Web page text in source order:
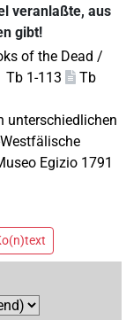
veranlaßte, aus
gibt!
of the Dead /
Tb 1-113
Tb
unterschiedlichen
Egizio 1791
Ko(n)text